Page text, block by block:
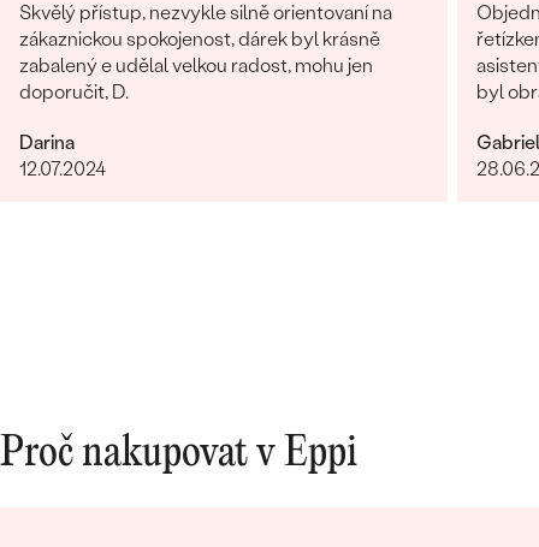
Skvělý přístup, nezvykle silně orientovaní na
zákaznickou spokojenost, dárek byl krásně
zabalený e udělal velkou radost, mohu jen
doporučit, D.
Darina
12.07.2024
byl
je
Proč nakupovat v Eppi